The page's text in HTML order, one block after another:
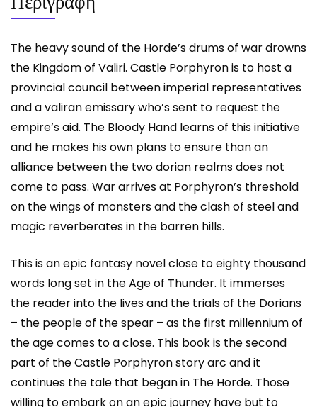
The heavy sound of the Horde’s drums of war drowns
the Kingdom of Valiri. Castle Porphyron is to host a
provincial council between imperial representatives
and a valiran emissary who’s sent to request the
empire’s aid. The Bloody Hand learns of this initiative
and he makes his own plans to ensure than an
alliance between the two dorian realms does not
come to pass. War arrives at Porphyron’s threshold
on the wings of monsters and the clash of steel and
magic reverberates in the barren hills.
This is an epic fantasy novel close to eighty thousand
words long set in the Age of Thunder. It immerses
the reader into the lives and the trials of the Dorians
– the people of the spear – as the first millennium of
the age comes to a close. This book is the second
part of the Castle Porphyron story arc and it
continues the tale that began in The Horde. Those
willing to embark on an epic journey have but to